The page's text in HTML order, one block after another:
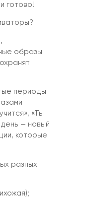
готово!
образы
периоды
«Ты
— новый
которые
разных